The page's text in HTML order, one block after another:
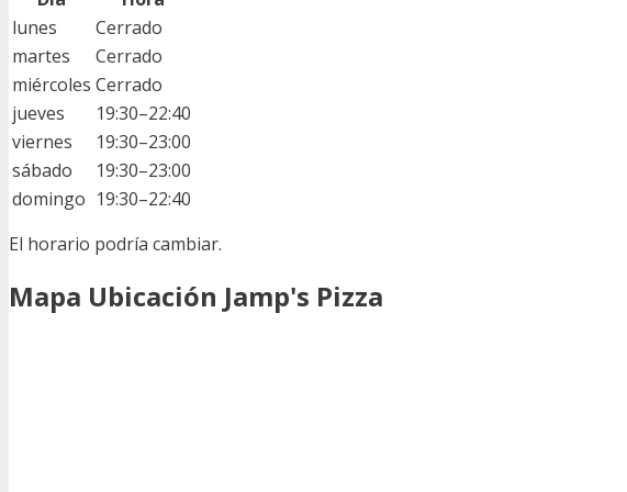
lunes
Cerrado
martes
Cerrado
miércoles Cerrado
jueves
19:30–22:40
viernes
19:30–23:00
sábado
19:30–23:00
domingo 19:30–22:40
El horario podría cambiar.
Mapa Ubicación Jamp's Pizza